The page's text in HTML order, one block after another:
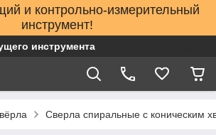
и контрольно-измерительный
инструмент!
инструмента
Сверла спиральные с коническим